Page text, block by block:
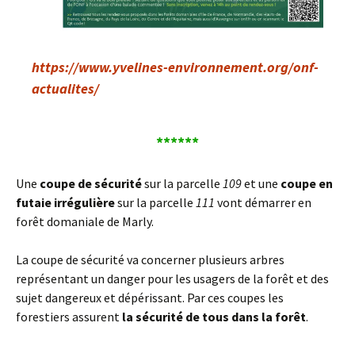
https://www.yvelines-environnement.org/onf-
actualites/
******
Une coupe de sécuritésur la parcelle 109et une coupe en
futaie irrégulièresur la parcelle 111 vont démarrer en
forêt domaniale de Marly.
La coupe de sécurité va concerner plusieurs arbres
représentant un danger pour les usagers de la forêt et des
sujet dangereux et dépérissant. Par ces coupes les
forestiers assurent la sécurité de tous dans la forêt.